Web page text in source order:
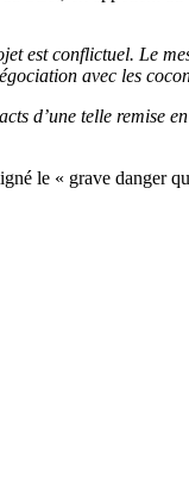
est conflictuel. Le
avec les
d’une telle remise
le « grave danger